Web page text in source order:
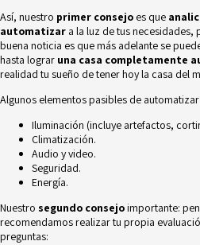
Así, nuestro primer consejo es que
automatizar a la luz de tus necesidades,
buena noticia es que más adelante se
hasta lograr una casa completamente
realidad tu sueño de tener hoyla casa del
Algunos elementos pasibles de
Iluminación (incluye artefactos,
Climatización.
Audio y video.
Seguridad.
Energía.
Nuestro segundo consejoimportante:
recomendamos realizar tu propia
preguntas: